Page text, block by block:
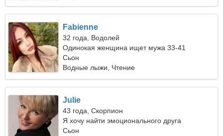
Fabienne
32 года, Водолей
Одинокая женщина ищет мужа 33-41
Сьон
Водные лыжи, Чтение
Julie
43 года, Скорпион
Я хочу найти эмоционального друга
Сьон